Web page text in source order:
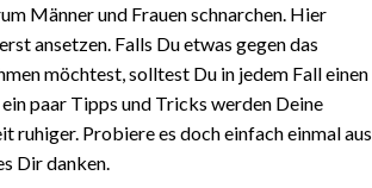
Männer und Frauen schnarchen. Hier
ansetzen. Falls Du etwas gegen das
möchtest, solltest Du in jedem Fall einen
paar Tipps und Tricks werden Deine
ruhiger. Probiere es doch einfach einmal aus
Dir danken.